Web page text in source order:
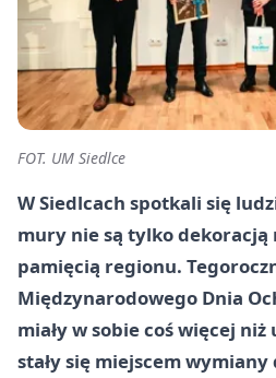
FOT. UM Siedlce
W Siedlcach spotkali się
mury nie są tylko dekoracją
pamięcią regionu.
Międzynarodowego Dnia
miały w sobie coś więcej
stały się miejscem wymiany